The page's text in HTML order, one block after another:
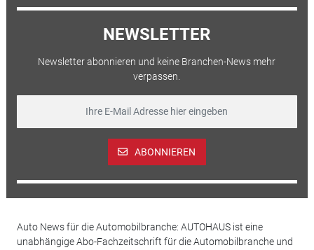
NEWSLETTER
Newsletter abonnieren und keine Branchen-News mehr
verpassen.
ABONNIEREN
Auto News für die Automobilbranche: AUTOHAUS ist eine
unabhängige Abo-Fachzeitschrift für die Automobilbranche und